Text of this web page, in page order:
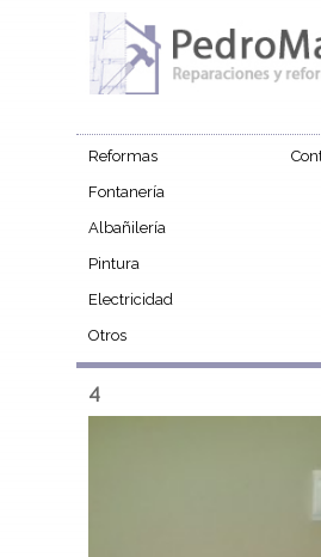
Reformas
Fontanería
Albañilería
Pintura
Electricidad
Otros
4